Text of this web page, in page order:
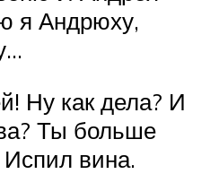
я Андрюху,
Ну как дела? И
Ты больше
Испил вина.